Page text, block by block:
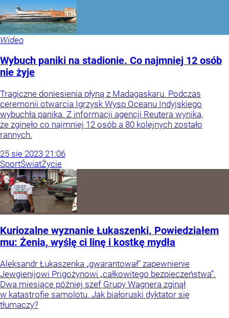
Wideo
Wybuch paniki na stadionie. Co najmniej 12 osób
nie żyje
Tragiczne doniesienia płyną z Madagaskaru. Podczas
ceremonii otwarcia Igrzysk Wysp Oceanu Indyjskiego
wybuchła panika. Z informacji agencji Reutera wynika,
że zginęło co najmniej 12 osób a 80 kolejnych zostało
rannych.
25 sie 2023 21:06
SportŚwiatŻycie
Kuriozalne wyznanie Łukaszenki. Powiedziałem
mu: Żenia, wyślę ci linę i kostkę mydła
Aleksandr Łukaszenka „gwarantował” zapewnienie
Jewgienijowi Prigożynowi „całkowitego bezpieczeństwa”.
Dwa miesiące później szef Grupy Wagnera zginął
w katastrofie samolotu. Jak białoruski dyktator się
tłumaczy?